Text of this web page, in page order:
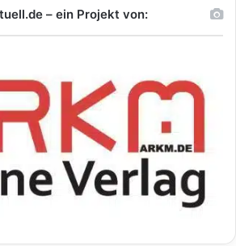
– ein Projekt von: